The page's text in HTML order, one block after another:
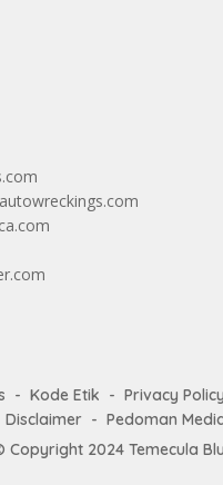
Kode Etik Privacy Policy
Disclaimer
Pedoman
Copyright 2024 Temecula